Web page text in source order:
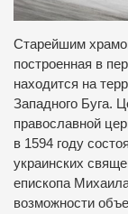
Старейшим
построенная в
находится на
Западного Буга.
православной
в 1594 году
украинских
епископа
возможности